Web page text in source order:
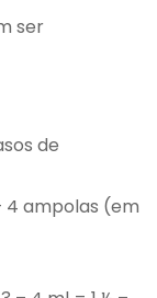
ser
de
4 ampolas (em